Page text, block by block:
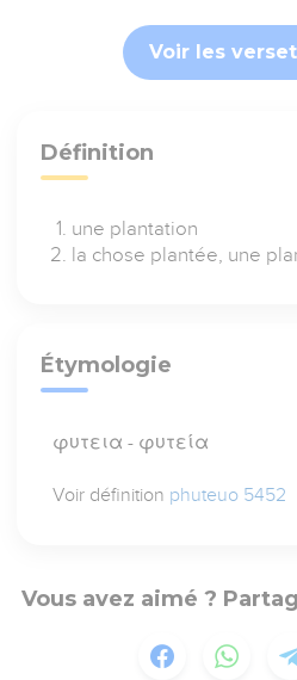
Voir les
Définition
une plantation
la chose plantée, une
Étymologie
φυτεια - φυτεία
Voir définition phuteuo 5452
Vous avez aimé ?